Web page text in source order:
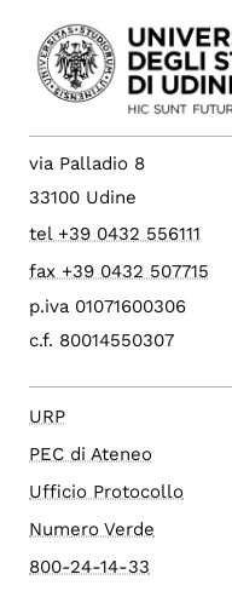
via Palladio 8
33100 Udine
tel +39 0432 556111
fax +39 0432 507715
p.iva 01071600306
c.f. 80014550307
URP
PEC di Ateneo
Ufficio Protocollo
Numero Verde
800-24-14-33